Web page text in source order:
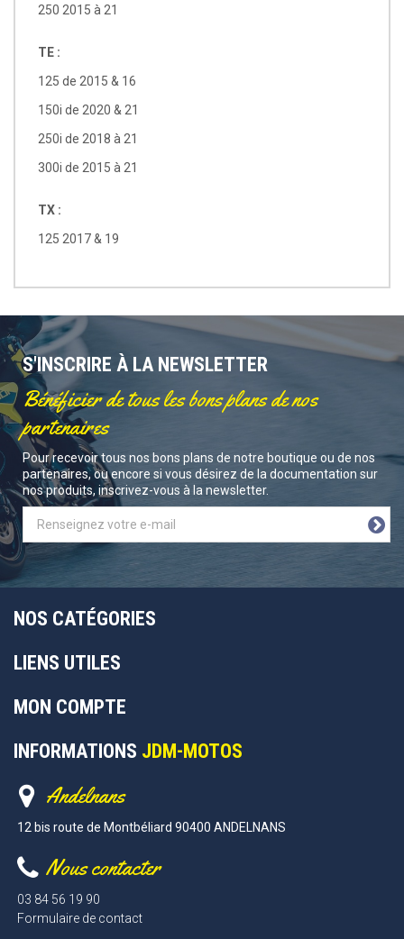
250 2015 à 21
TE :
125 de 2015 & 16
150i de 2020 & 21
250i de 2018 à 21
300i de 2015 à 21
TX :
125 2017 & 19
S'INSCRIRE À LA NEWSLETTER
Bénéficier de tous les bons plans de nos
partenaires
Pour recevoir tous nos bons plans de notre boutique ou de nos
partenaires, ou encore si vous désirez de la documentation sur
nos produits, inscrivez-vous à la newsletter.
NOS CATÉGORIES
LIENS UTILES
MON COMPTE
INFORMATIONS JDM-MOTOS
Andelnans
12 bis route de Montbéliard 90400 ANDELNANS
Nous contacter
03 84 56 19 90
Formulaire de contact